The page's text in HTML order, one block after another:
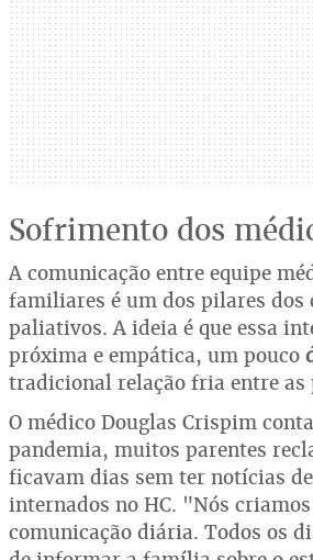
Sofrimento dos
A comunicação entre equipe
familiares é um dos pilares dos
paliativos. A ideia é que essa
próxima e empática, um pouco
tradicional relação fria entre as
O médico Douglas Crispim
pandemia, muitos parentes
ficavam dias sem ter notícias
internados no HC. "Nós
comunicação diária. Todos os